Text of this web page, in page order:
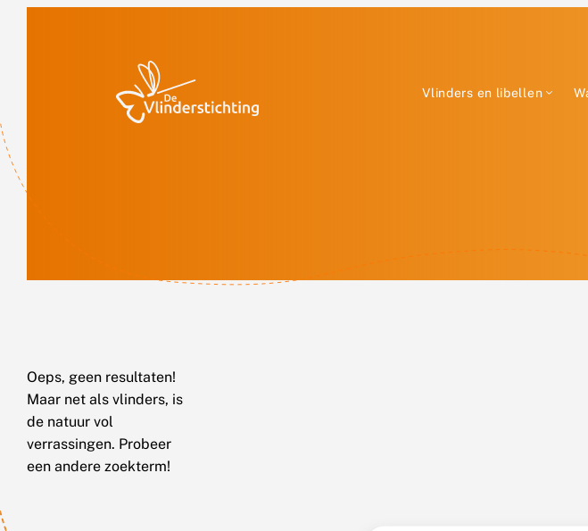
Vlinders en libellen
Oeps, geen resultaten!
Maar net als vlinders, is
de natuur vol
verrassingen. Probeer
een andere zoekterm!